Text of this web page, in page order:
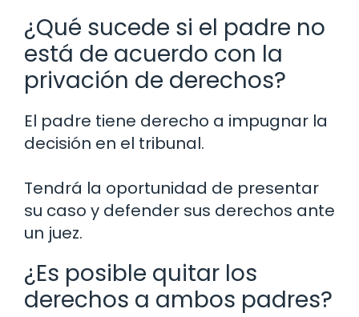
¿Qué sucede si el padre no
está de acuerdo con la
privación de derechos?
El padre tiene derecho a impugnar la
decisión en el tribunal.
Tendrá la oportunidad de presentar
su caso y defender sus derechos ante
un juez.
¿Es posible quitar los
derechos a ambos padres?